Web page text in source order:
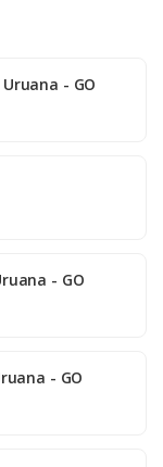
- GO
- GO
- GO